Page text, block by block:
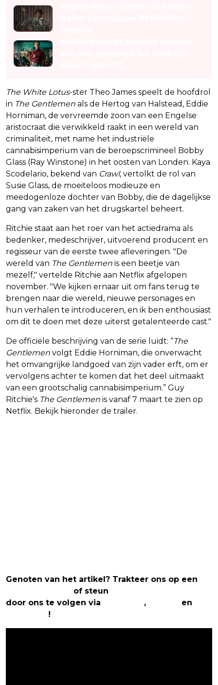
The White Lotus-ster Theo James speelt de hoofdrol
in The Gentlemen als de Hertog van Halstead, Eddie
Horniman, de vervreemde zoon van een Engelse
aristocraat die verwikkeld raakt in een wereld van
criminaliteit, met name het industriële
cannabisimperium van de beroepscrimineel Bobby
Glass (Ray Winstone) in het oosten van Londen. Kaya
Scodelario, bekend van Crawl, vertolkt de rol van
Susie Glass, de moeiteloos modieuze en
meedogenloze dochter van Bobby, die de dagelijkse
gang van zaken van het drugskartel beheert.
Ritchie staat aan het roer van het actiedrama als
bedenker, medeschrijver, uitvoerend producent en
regisseur van de eerste twee afleveringen. "De
wereld van The Gentlemen is een beetje van
mezelf," vertelde Ritchie aan Netflix afgelopen
november. "We kijken ernaar uit om fans terug te
brengen naar die wereld, nieuwe personages en
hun verhalen te introduceren, en ik ben enthousiast
om dit te doen met deze uiterst getalenteerde cast."
De officiële beschrijving van de serie luidt: “The
Gentlemen volgt Eddie Horniman, die onverwacht
het omvangrijke landgoed van zijn vader erft, om er
vervolgens achter te komen dat het deel uitmaakt
van een grootschalig cannabisimperium.” Guy
Ritchie's The Gentlemen is vanaf 7 maart te zien op
Netflix. Bekijk hieronder de trailer.
Genoten van het artikel? Trakteer ons op een
of steun
door ons te volgen via
,
en
!